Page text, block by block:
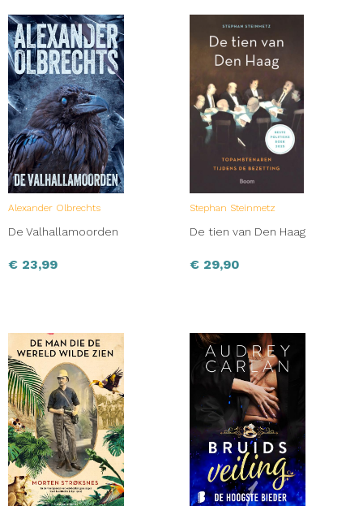
Alexander Olbrechts
De Valhallamoorden
€ 23,99
Stephan Steinmetz
De tien van Den Haag
€ 29,90